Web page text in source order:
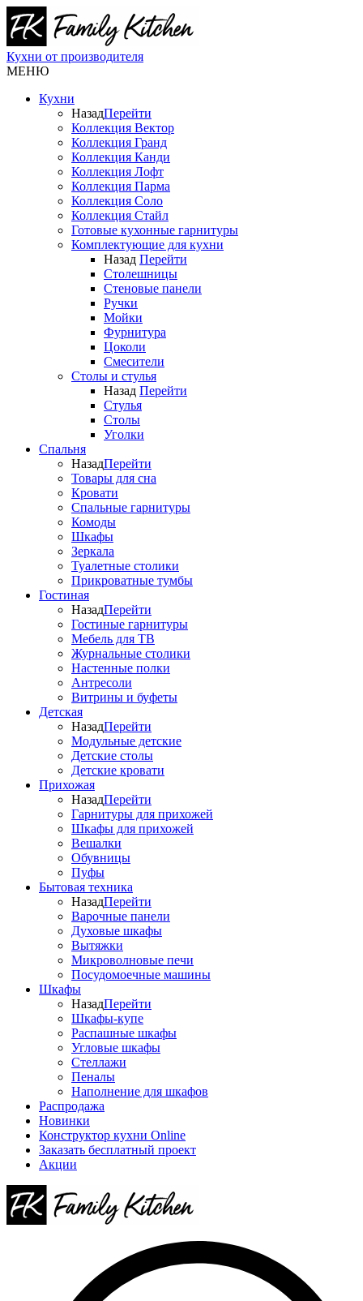
Кухни от производителя
МЕНЮ
Кухни
НазадПерейти
Коллекция Вектор
Коллекция Гранд
Коллекция Канди
Коллекция Лофт
Коллекция Парма
Коллекция Соло
Коллекция Стайл
Готовые кухонные гарнитуры
Комплектующие для кухни
Назад Перейти
Столешницы
Стеновые панели
Ручки
Мойки
Фурнитура
Цоколи
Смесители
Столы и стулья
Назад Перейти
Стулья
Столы
Уголки
Спальня
НазадПерейти
Товары для сна
Кровати
Спальные гарнитуры
Комоды
Шкафы
Зеркала
Туалетные столики
Прикроватные тумбы
Гостиная
НазадПерейти
Гостиные гарнитуры
Мебель для ТВ
Журнальные столики
Настенные полки
Антресоли
Витрины и буфеты
Детская
НазадПерейти
Модульные детские
Детские столы
Детские кровати
Прихожая
НазадПерейти
Гарнитуры для прихожей
Шкафы для прихожей
Вешалки
Обувницы
Пуфы
Бытовая техника
НазадПерейти
Варочные панели
Духовые шкафы
Вытяжки
Микроволновые печи
Посудомоечные машины
Шкафы
НазадПерейти
Шкафы-купе
Распашные шкафы
Угловые шкафы
Стеллажи
Пеналы
Наполнение для шкафов
Распродажа
Новинки
Конструктор кухни Online
Заказать бесплатный проект
Акции